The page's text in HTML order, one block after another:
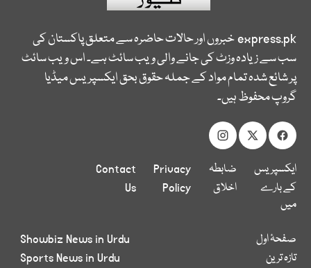
express.pkخبروں اور حالات حاضرہ سے متعلق پاکستان کی
سب سے زیادہ وزٹ کی جانے والی ویب سائٹ ہے۔ اس ویب سائٹ
پر شائع شدہ تمام مواد کے جملہ حقوق بحق ایکسپریس میڈیا
گروپ محفوظ ہیں۔
ایکسپریس
کے بارے
میں
ضابطہ
اخلاق
Privacy
Policy
Contact
Us
صفحۂ اول
تازہ ترین
Showbiz News in Urdu
Sports News in Urdu